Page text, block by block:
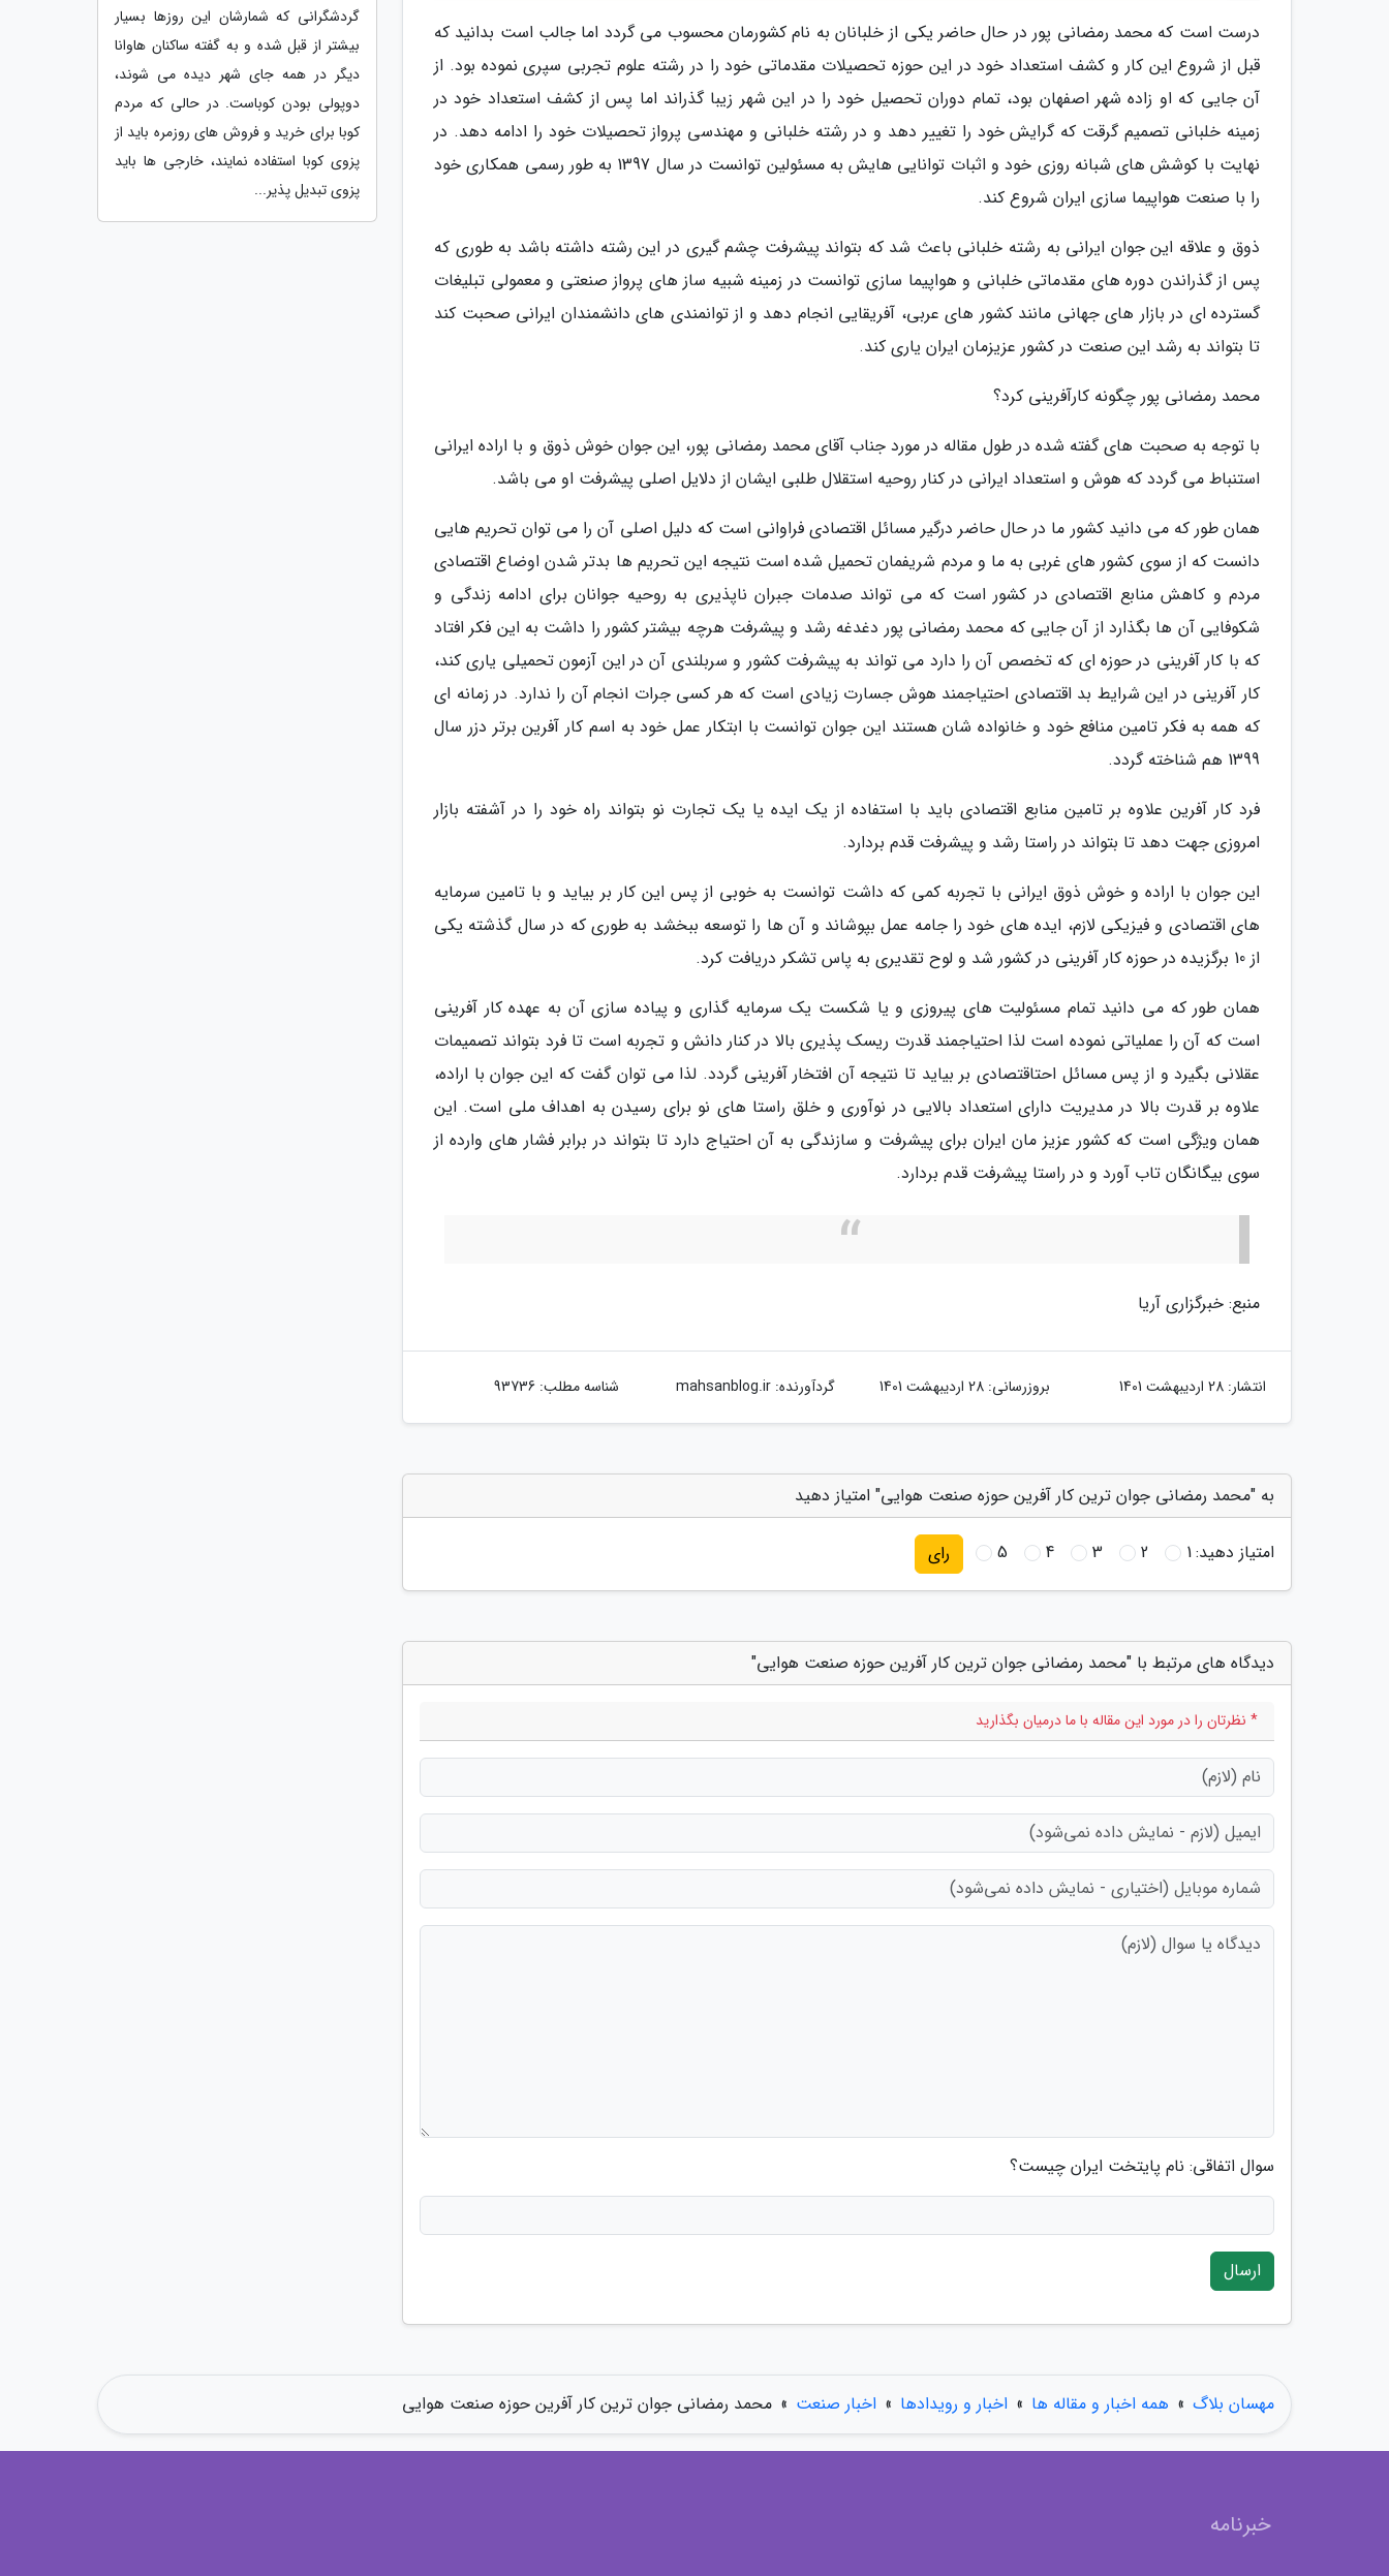
درست است که محمد رمضانی پور در حال حاضر یکی از خلبانان به نام کشورمان محسوب می گردد اما جالب است بدانید که
قبل از شروع این کار و کشف استعداد خود در این حوزه تحصیلات مقدماتی خود را در رشته علوم تجربی سپری نموده بود. از
آن جایی که او زاده شهر اصفهان بود، تمام دوران تحصیل خود را در این شهر زیبا گذراند اما پس از کشف استعداد خود در
زمینه خلبانی تصمیم گرقت که گرایش خود را تغییر دهد و در رشته خلبانی و مهندسی پرواز تحصیلات خود را ادامه دهد. در
نهایت با کوشش های شبانه روزی خود و اثبات توانایی هایش به مسئولین توانست در سال 1397 به طور رسمی همکاری خود
را با صنعت هواپیما سازی ایران شروع کند.
ذوق و علاقه این جوان ایرانی به رشته خلبانی باعث شد که بتواند پیشرفت چشم گیری در این رشته داشته باشد به طوری که
پس از گذراندن دوره های مقدماتی خلبانی و هواپیما سازی توانست در زمینه شبیه ساز های پرواز صنعتی و معمولی تبلیغات
گسترده ای در بازار های جهانی مانند کشور های عربی، آفریقایی انجام دهد و از توانمندی های دانشمندان ایرانی صحبت کند
تا بتواند به رشد این صنعت در کشور عزیزمان ایران یاری کند.
محمد رمضانی پور چگونه کارآفرینی کرد؟
با توجه به صحبت های گفته شده در طول مقاله در مورد جناب آقای محمد رمضانی پور، این جوان خوش ذوق و با اراده ایرانی
استنباط می گردد که هوش و استعداد ایرانی در کنار روحیه استقلال طلبی ایشان از دلایل اصلی پیشرفت او می باشد.
همان طور که می دانید کشور ما در حال حاضر درگیر مسائل اقتصادی فراوانی است که دلیل اصلی آن را می توان تحریم هایی
دانست که از سوی کشور های غربی به ما و مردم شریفمان تحمیل شده است نتیجه این تحریم ها بدتر شدن اوضاع اقتصادی
مردم و کاهش منابع اقتصادی در کشور است که می تواند صدمات جبران ناپذیری به روحیه جوانان برای ادامه زندگی و
شکوفایی آن ها بگذارد از آن جایی که محمد رمضانی پور دغدغه رشد و پیشرفت هرچه بیشتر کشور را داشت به این فکر افتاد
که با کار آفرینی در حوزه ای که تخصص آن را دارد می تواند به پیشرفت کشور و سربلندی آن در این آزمون تحمیلی یاری کند،
کار آفرینی در این شرایط بد اقتصادی احتیاجمند هوش جسارت زیادی است که هر کسی جرات انجام آن را ندارد. در زمانه ای
که همه به فکر تامین منافع خود و خانواده شان هستند این جوان توانست با ابتکار عمل خود به اسم کار آفرین برتر دزر سال
1399 هم شناخته گردد.
فرد کار آفرین علاوه بر تامین منابع اقتصادی باید با استفاده از یک ایده یا یک تجارت نو بتواند راه خود را در آشفته بازار
امروزی جهت دهد تا بتواند در راستا رشد و پیشرفت قدم بردارد.
این جوان با اراده و خوش ذوق ایرانی با تجربه کمی که داشت توانست به خوبی از پس این کار بر بیاید و با تامین سرمایه
های اقتصادی و فیزیکی لازم، ایده های خود را جامه عمل بپوشاند و آن ها را توسعه ببخشد به طوری که در سال گذشته یکی
از 10 برگزیده در حوزه کار آفرینی در کشور شد و لوح تقدیری به پاس تشکر دریافت کرد.
همان طور که می دانید تمام مسئولیت های پیروزی و یا شکست یک سرمایه گذاری و پیاده سازی آن به عهده کار آفرینی
است که آن را عملیاتی نموده است لذا احتیاجمند قدرت ریسک پذیری بالا در کنار دانش و تجربه است تا فرد بتواند تصمیمات
عقلانی بگیرد و از پس مسائل احتاقتصادی بر بیاید تا نتیجه آن افتخار آفرینی گردد. لذا می توان گفت که این جوان با اراده،
علاوه بر قدرت بالا در مدیریت دارای استعداد بالایی در نوآوری و خلق راستا های نو برای رسیدن به اهداف ملی است. این
همان ویژگی است که کشور عزیز مان ایران برای پیشرفت و سازندگی به آن احتیاج دارد تا بتواند در برابر فشار های وارده از
سوی بیگانگان تاب آورد و در راستا پیشرفت قدم بردارد.
منبع: خبرگزاری آریا
انتشار: 28 اردیبهشت 1401 بروزرسانی: 28 اردیبهشت 1401 گردآورنده:mahsanblog.ir شناسه مطلب: 93736
به "محمد رمضانی جوان ترین کار آفرین حوزه صنعت هوایی" امتیاز دهید
امتیاز دهید:1
2
3
4
5 رای
دیدگاه های مرتبط با "محمد رمضانی جوان ترین کار آفرین حوزه صنعت هوایی"
* نظرتان را در مورد این مقاله با ما درمیان بگذارید
سوال اتفاقی: نام پایتخت ایران چیست؟
ارسال
گردشگرانی که شمارشان این روزها بسیار
بیشتر از قبل شده و به گفته ساکنان هاوانا
دیگر در همه جای شهر دیده می شوند،
دوپولی بودن کوباست. در حالی که مردم
کوبا برای خرید و فروش های روزمره باید از
پزوی کوبا استفاده نمایند، خارجی ها باید
پزوی تبدیل پذیر...
مهسان بلاگ » همه اخبار و مقاله ها » اخبار و رویدادها » اخبار صنعت » محمد رمضانی جوان ترین کار آفرین حوزه صنعت هوایی
خبرنامه